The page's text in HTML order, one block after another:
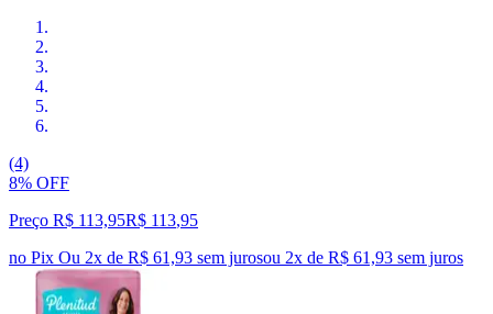
(4)
8% OFF
Preço R$ 113,95R$ 113,95
no Pix Ou 2x de R$ 61,93 sem jurosou 2x de R$ 61,93 sem juros